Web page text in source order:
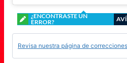
¿ENCONTRASTE UN
ERROR?
Revisa nuestra página de correcciones